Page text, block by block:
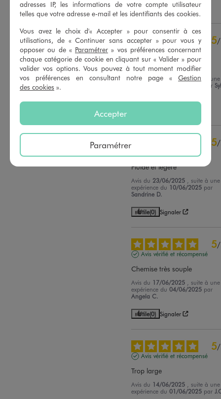
Voir tous les avis sur ce site
5étoiles
6
4étoiles
1
3étoiles
0
2étoiles
0
1étoile 0
Trier les avis
Utile(0) Signaler
5/
Avis vérifié et récompensé
Bonne qualité de tissu
Avis du16/07/2025 , suite à une
par
5/
Avis vérifié et récompensé
Fluide et légère
Avis du 23/06/2025
, suite à une
expérience du 10/06/2025 par
Sandrine D.
Utile(0) Signaler
5/
Avis vérifié et récompensé
Chemise très souple
Avis du 17/06/2025
, suite à une
expérience du04/06/2025 par
Angela C.
Utile(0) Signaler
5/
Avis vérifié et récompensé
Trop large
Avis du 14/06/2025
, suite à une
expérience du01/06/2025 par
adresses IP, les informations de votre compte utilisateur
telles que votre adresse e-mail et les identifiants des cookies.
Vous avez le choix d'« Accepter » pour consentir à ces
utilisations, de « Continuer sans accepter » pour vous y
opposer ou de « Paramétrer » vos préférences concernant
chaque catégorie de cookie en cliquant sur « Valider » pour
valider vos options. Vous pouvez à tout moment modifier
vos préférences en consultant notre page « Gestion
des cookies ».
Accepter
Paramétrer